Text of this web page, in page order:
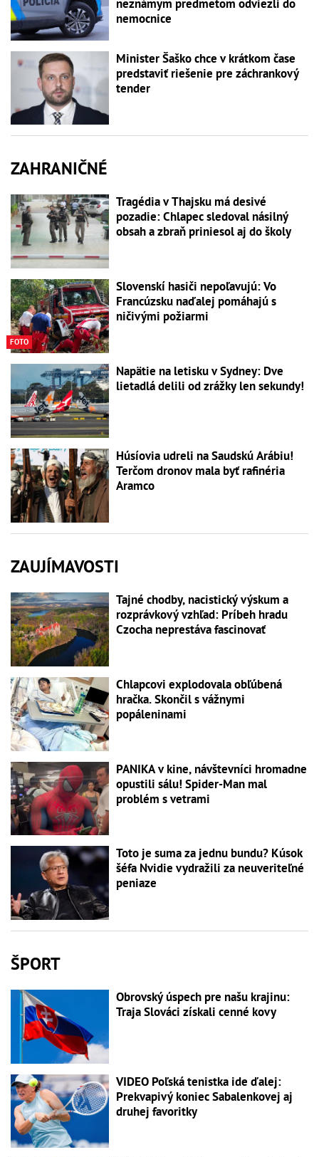
neznámym predmetom odviezli do
nemocnice
Minister Šaško chce v krátkom čase
predstaviť riešenie pre záchrankový
tender
ZAHRANIČNÉ
Tragédia v Thajsku má desivé
pozadie: Chlapec sledoval násilný
obsah a zbraň priniesol aj do školy
FOTO
Slovenskí hasiči nepoľavujú: Vo
Francúzsku naďalej pomáhajú s
ničivými požiarmi
Napätie na letisku v Sydney: Dve
lietadlá delili od zrážky len sekundy!
Húsíovia udreli na Saudskú Arábiu!
Terčom dronov mala byť rafinéria
Aramco
ZAUJÍMAVOSTI
Tajné chodby, nacistický výskum a
rozprávkový vzhľad: Príbeh hradu
Czocha neprestáva fascinovať
Chlapcovi explodovala obľúbená
hračka. Skončil s vážnymi
popáleninami
PANIKA v kine, návštevníci hromadne
opustili sálu! Spider-Man mal
problém s vetrami
Toto je suma za jednu bundu? Kúsok
šéfa Nvidie vydražili za neuveriteľné
peniaze
ŠPORT
Obrovský úspech pre našu krajinu:
Traja Slováci získali cenné kovy
VIDEO Poľská tenistka ide ďalej:
Prekvapivý koniec Sabalenkovej aj
druhej favoritky